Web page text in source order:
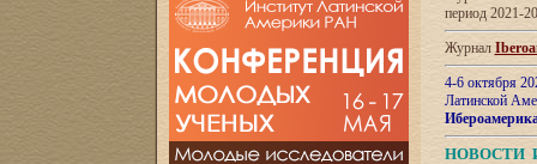
период 2021-
Журнал
4-6 октября
Латинской
НОВОСТИ